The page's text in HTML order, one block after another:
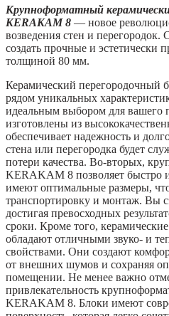
Крупноформатный
KERAKAM 8 — новое
возведения стен и
создать прочные и эстетически
толщиной 80 мм.
Керамический перегородочный
рядом уникальных
идеальным выбором для вашего
изготовлены из
обеспечивает надежность и
стена или перегородка будет
потери качества. Во-вторых,
KERAKAM 8 позволяет быстро
имеют оптимальные размеры,
транспортировку и монтаж. Вы
достигая превосходных
сроки. Кроме того,
обладают отличными звуко- и
свойствами. Они создают
от внешних шумов и сохраняя
помещении. Не менее важно
привлекательность
KERAKAM 8. Блоки имеют